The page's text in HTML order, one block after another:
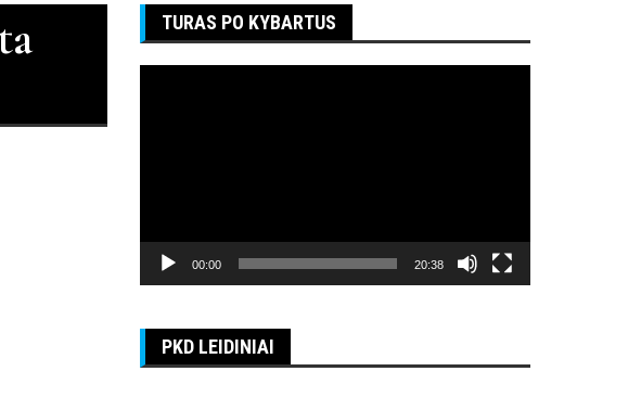
TURAS PO KYBARTUS
00:00 20:38
PKD LEIDINIAI